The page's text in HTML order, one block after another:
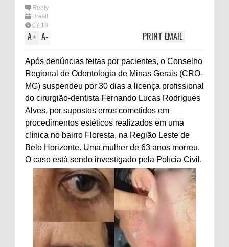
Reply
Brasil
07:18
A+ A- EMAIL
PRINT
Após denúncias feitas por pacientes, o Conselho
Regional de Odontologia de Minas Gerais (CRO-
MG) suspendeu por 30 dias a licença profissional
do cirurgião-dentista Fernando Lucas Rodrigues
Alves, por supostos erros cometidos em
procedimentos estéticos realizados em uma
clínica no bairro Floresta, na Região Leste de
Belo Horizonte. Uma mulher de 63 anos morreu.
O caso está sendo investigado pela Polícia Civil.